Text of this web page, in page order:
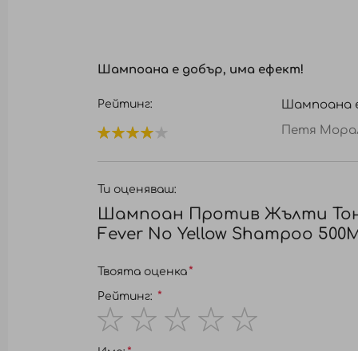
Шампоана е добър, има ефект!
Рейтинг:
Шампоана
Петя
Ти оценяваш:
Шампоан Против Жълти
Fever No Yellow Shampoo
Твоята оценка
Рейтинг: